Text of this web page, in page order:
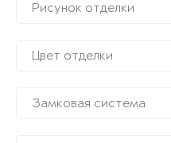
Рисунок отделки
Цвет отделки
Замковая система